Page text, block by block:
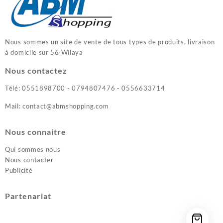
Nous sommes un site de vente de tous types de produits, livraison
à domicile sur 56 Wilaya
Nous contactez
Télé: 0551898700 - 0794807476 - 0556633714
Mail: contact@abmshopping.com
Nous connaitre
Qui sommes nous
Nous contacter
Publicité
Partenariat